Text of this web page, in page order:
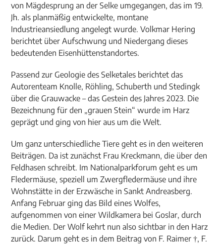
von Mägdesprung an der Selke umgegangen, das im 19.
Jh. als planmäßig entwickelte, montane
Industrieansiedlung angelegt wurde. Volkmar Hering
berichtet über Aufschwung und Niedergang dieses
bedeutenden Eisenhüttenstandortes.
Passend zur Geologie des Selketales berichtet das
Autorenteam Knolle, Röhling, Schuberth und Stedingk
über die Grauwacke – das Gestein des Jahres 2023. Die
Bezeichnung für den „grauen Stein“ wurde im Harz
geprägt und ging von hier aus um die Welt.
Um ganz unterschiedliche Tiere geht es in den weiteren
Beiträgen. Da ist zunächst Frau Kreckmann, die über den
Feldhasen schreibt. Im Nationalparkforum geht es um
Fledermäuse, speziell um Zwergfledermäuse und ihre
Wohnstätte in der Erzwäsche in Sankt Andreasberg.
Anfang Februar ging das Bild eines Wolfes,
aufgenommen von einer Wildkamera bei Goslar, durch
die Medien. Der Wolf kehrt nun also sichtbar in den Harz
zurück. Darum geht es in dem Beitrag von F. Raimer †, F.